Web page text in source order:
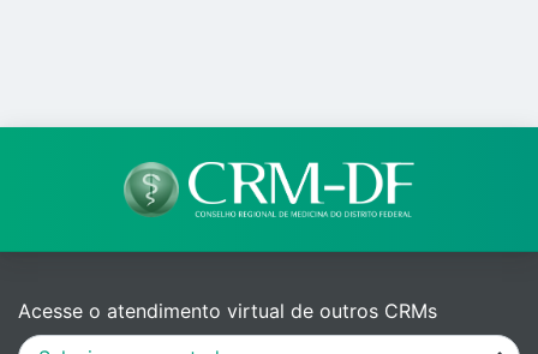
Acesse o atendimento virtual de outros CRMs